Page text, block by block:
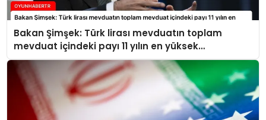
Bakan Şimşek: Türk lirası mevduatın toplam
mevduat içindeki payı 11 yılın en yüksek
seviyelerine ulaştı